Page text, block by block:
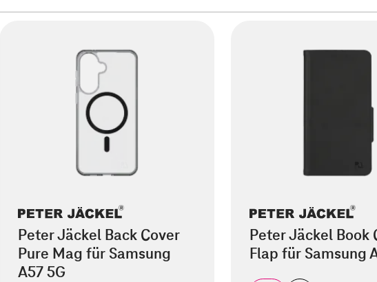
Peter Jäckel Back Cover
Pure Mag für Samsung
A57 5G
Peter Jäckel Book
Flap für Samsung